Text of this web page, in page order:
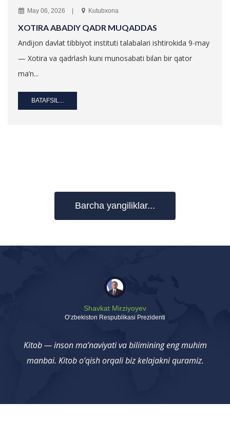
May 06, 2026 Kutubxona
XOTIRA ABADIY QADR MUQADDAS
Andijon davlat tibbiyot instituti talabalari ishtirokida 9-may
— Xotira va qadrlash kuni munosabati bilan bir qator
ma’n...
BATAFSIL...
Barcha yangiliklar...
Shavkat Mirziyoyev
Oʻzbekiston Respublikasi Prezidenti
Kitob — inson ma’naviyati va bilimining eng muhim
manbai. Kitob o‘qish orqali biz kelajakni quramiz.